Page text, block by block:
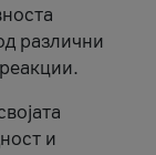
различни
и